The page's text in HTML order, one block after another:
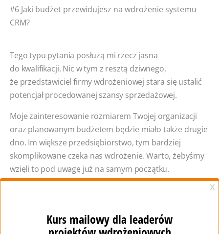
#6 Jaki budżet przewidujesz na wdrożenie systemu
CRM?
Tego typu pytania posłużą mi rzecz jasna
do kwalifikacji. Nic w tym z resztą dziwnego,
że przedstawiciel firmy wdrożeniowej stara się ustalić
potencjał procedowanej szansy sprzedażowej.
Moje zainteresowanie rozmiarem Twojej organizacji
oraz planowanym budżetem będzie miało także drugie
dno. Im większe przedsiębiorstwo, tym bardziej
skomplikowane czeka nas wdrożenie. Warto, żebyśmy
wzięli to pod uwagę już na samym początku.
Informacja na ten temat wpłynie bowiem
potrzebuję ustalić, z czym będziemy się rzeczywiście